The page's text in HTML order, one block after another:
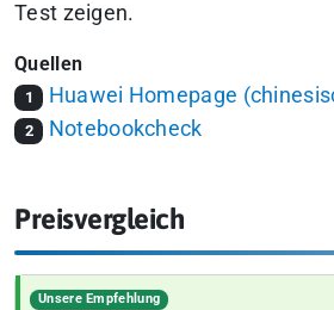
Test zeigen.
Quellen
1 Huawei Homepage
2 Notebookcheck
Preisvergleich
Unsere Empfehlung